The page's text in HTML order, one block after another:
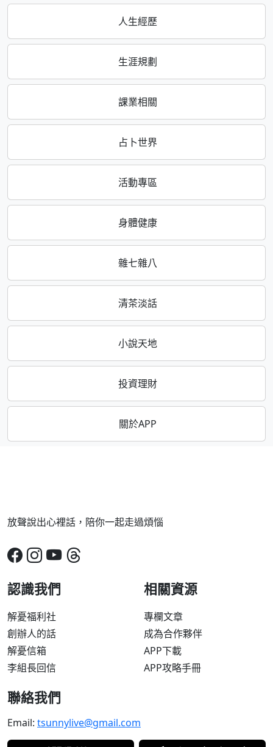
人生經歷
生涯規劃
課業相關
占卜世界
活動專區
身體健康
雜七雜八
清茶淡話
小說天地
投資理財
關於APP
放聲說出心裡話，陪你一起走過煩惱
認識我們
解憂福利社
創辦人的話
解憂信箱
李組長回信
相關資源
專欄文章
成為合作夥伴
APP下載
APP攻略手冊
聯絡我們
Email: tsunnylive@gmail.com